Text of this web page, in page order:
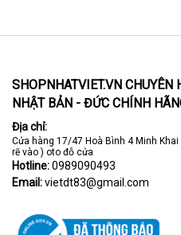
SHOPNHATVIET.VN CHUYÊN
NHẬT BẢN - ĐỨC CHÍNH
Địa chỉ:
Cửa hàng 17/47 Hoà Bình 4 Minh Khai
rẽ vào ) oto đỗ cửa
Hotline:0989090493
Email:vietdt83@gmail.com